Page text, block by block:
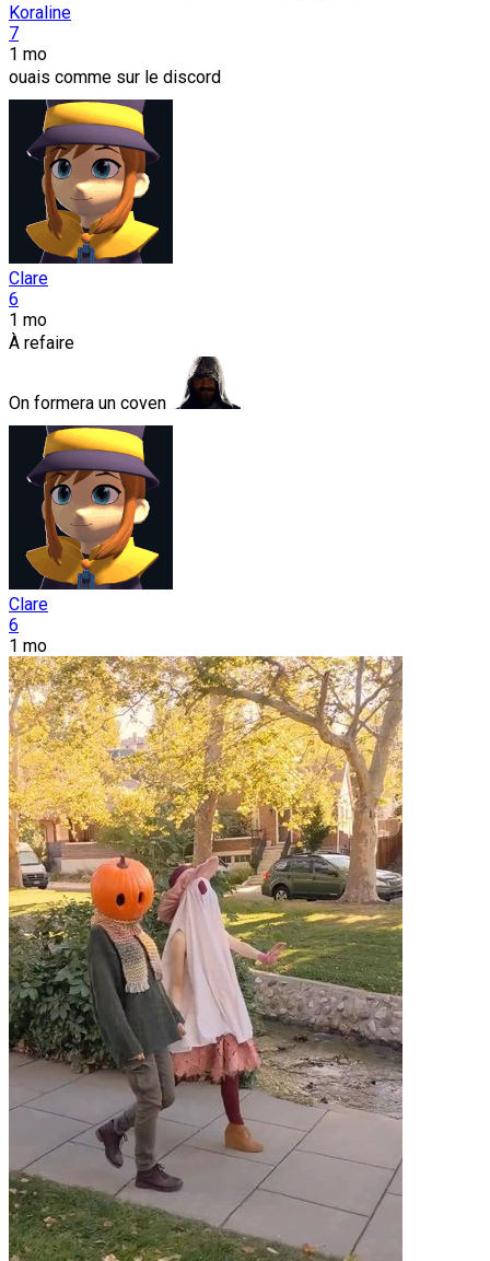
Koraline
7
1 mo
ouais comme sur le discord
Clare
6
1 mo
À refaire
On formera un coven
Clare
6
1 mo